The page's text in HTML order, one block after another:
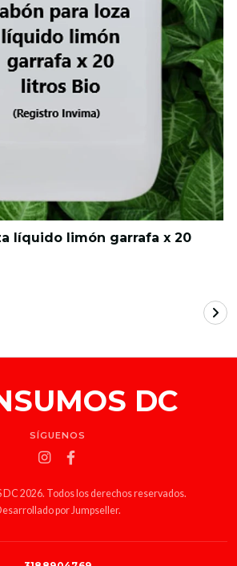
líquido limón garrafa x 20
DC
SÍGUENOS
DC 2026. Todos los derechos reservados.
por Jumpseller.